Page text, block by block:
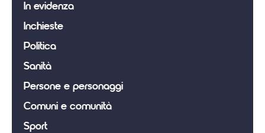
In evidenza
Inchieste
Politica
Sanità
Persone e personaggi
Comuni e comunità
Sport